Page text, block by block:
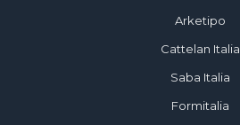
Arketipo
Cattelan Italia
Saba Italia
Formitalia